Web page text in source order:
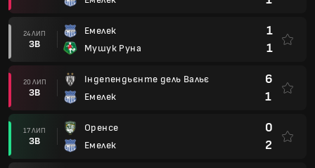
24 ЛИП
ЗВ
Емелек
Мушук Руна
1
1
20 ЛИП
ЗВ
Індепендьєнте дель Вальє
Емелек
6
1
17 ЛИП
ЗВ
Оренсе
Емелек
0
2